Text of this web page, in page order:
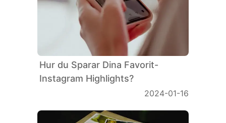
Hur du Sparar Dina Favorit-
Instagram Highlights?
2024-01-16